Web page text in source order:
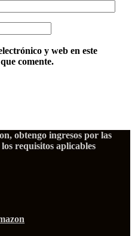
y web en este
comente.
obtengo ingresos por las
requisitos aplicables